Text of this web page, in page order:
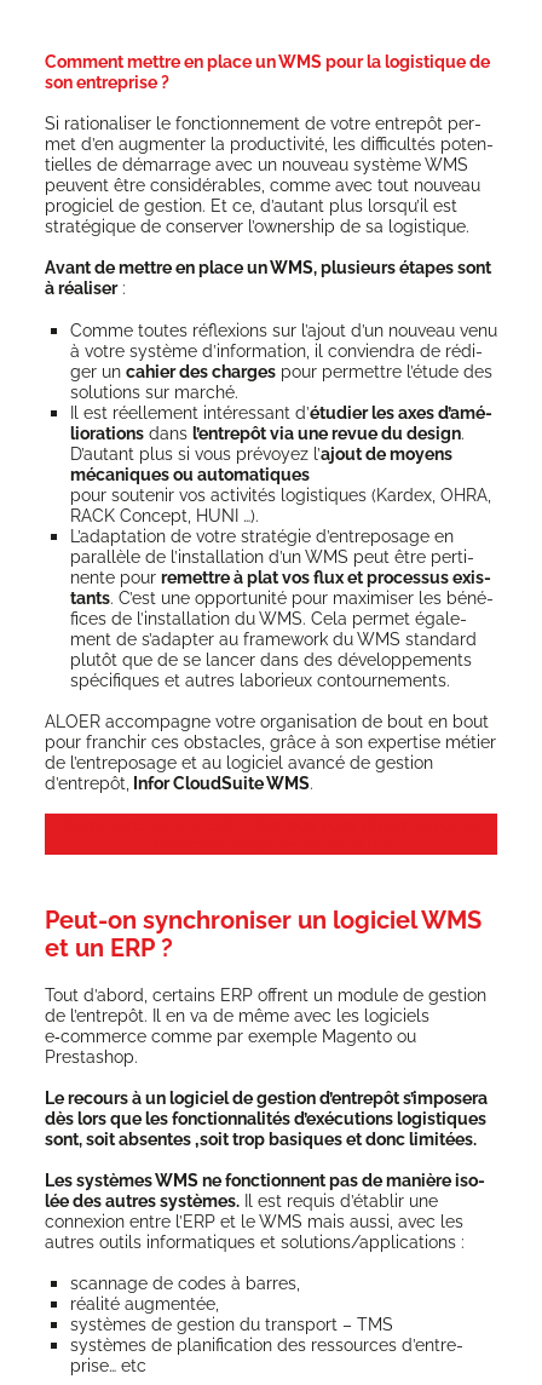
Comment mettre en place un WMS pour la logistique de
son entreprise ?
Si ratio­na­li­ser le fonc­tion­ne­ment de votre entre­pôt per­
met d’en aug­men­ter la pro­duc­ti­vi­té, les dif­fi­cul­tés poten­
tielles de démar­rage avec un nou­veau sys­tème WMS
peuvent être consi­dé­rables, comme avec tout nou­veau
pro­gi­ciel de ges­tion. Et ce, d’au­tant plus lors­qu’il est
stra­té­gique de conser­ver l’ow­ner­ship de sa logistique.
Avant de mettre en place un WMS, plu­sieurs étapes sont
à réa­li­ser:
Comme toutes réflexions sur l’a­jout d’un nou­veau venu
à votre sys­tème d’in­for­ma­tion, il convien­dra de rédi­
ger uncahier des charges pour per­mettre l’é­tude des
solu­tions sur marché.
Il est réel­le­ment inté­res­sant d’étu­dier les axes d’a­mé­
lio­ra­tions dansl’en­tre­pôt via une revue du desi­gn.
D’au­tant plus si vous pré­voyez l’ajout de moyens
méca­niques ou auto­ma­tiques
pour sou­te­nir vos acti­vi­tés logis­tiques (Kar­dex, OHRA,
RACK Concept, HUNI …).
L’a­dap­ta­tion de votre stra­té­gie d’en­tre­po­sage en
paral­lèle de l’ins­tal­la­tion d’un WMS peut être per­ti­
nente pourremettre à plat vos flux et pro­ces­sus exis­
tants. C’est une oppor­tu­ni­té pour maxi­mi­ser les béné­
fices de l’ins­tal­la­tion du WMS. Cela per­met éga­le­
ment de s’a­dap­ter au fra­me­work du WMS stan­dard
plu­tôt que de se lan­cer dans des déve­lop­pe­ments
spé­ci­fiques et autres labo­rieux contournements.
ALOER accom­pagne votre orga­ni­sa­tion de bout en bout
pour fran­chir ces obs­tacles, grâce à son exper­tise métier
de l’entreposage et au logi­ciel avan­cé de ges­tion
d’entrepôt, Infor Cloud­Suite WMS.
Peut-on synchroniser un logiciel WMS
et un ERP ?
Tout d’a­bord, cer­tains ERP offrent un module de ges­tion
de l’en­tre­pôt. Il en va de même avec les logi­ciels
e‑commerce comme par exemple Magen­to ou
Prestashop.
Le recours à un logi­ciel de ges­tion d’entrepôt s’imposera
dès lors que les fonc­tion­na­li­tés d’exécutions logis­tiques
sont, soit absentes ‚soit trop basiques et donc limitées.
Les sys­tèmes WMS ne fonc­tionnent pas de manière iso­
lée des autres sys­tèmes.Il est requis d’é­ta­blir une
connexion entre l’ERP et le WMS mais aus­si, avec les
autres outils infor­ma­tiques et solutions/applications :
scan­nage de codes à barres,
réa­li­té augmentée,
sys­tèmes de ges­tion du trans­port – TMS
sys­tèmes de pla­ni­fi­ca­tion des res­sources d’en­tre­
prise… etc